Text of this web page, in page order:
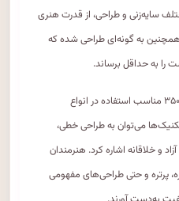
سایه‌زنی و طراحی، از قدرت هنری
همچنین به گونه‌ای طراحی شده که
را به حداقل برساند.
مداد طراحی شش گوش B۳ آریا کد: ۳۵۰۲ مناسب استفاده در انواع
می‌توان به طراحی خطی،
و خلاقانه اشاره کرد. هنرمندان
پرتره و حتی طراحی‌های مفهومی